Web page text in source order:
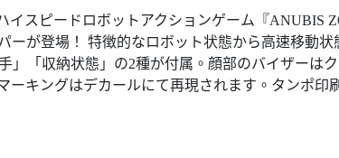
スピードロボットアクションゲーム『ANUBIS
が登場！ 特徴的なロボット状態から高速移動
「収納状態」の2種が付属。顔部のバイザーは
ーキングはデカールにて再現されます。タンポ印